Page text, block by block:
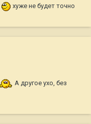
хуже не будет точно
А другое ухо, без